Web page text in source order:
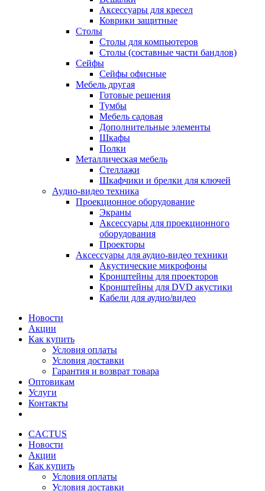
Аксессуары для кресел
Коврики защитные
Столы
Столы для компьютеров
Столы (составные части бандлов)
Сейфы
Сейфы офисные
Мебель другая
Готовые решения
Тумбы
Мебель садовая
Дополнительные элементы
Шкафы
Полки
Металлическая мебель
Стеллажи
Шкафчики и брелки для ключей
Аудио-видео техника
Проекционное оборудование
Экраны
Аксессуары для проекционного
оборудования
Проекторы
Аксессуары для аудио-видео техники
Акустические микрофоны
Кронштейны для проекторов
Кронштейны для DVD акустики
Кабели для аудио/видео
Новости
Акции
Как купить
Условия оплаты
Условия доставки
Гарантия и возврат товара
Оптовикам
Услуги
Контакты
CACTUS
Новости
Акции
Как купить
Условия оплаты
Условия доставки